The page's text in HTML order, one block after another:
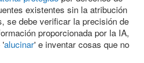
existentes sin la atribución
se debe verificar la precisión de
proporcionada por la IA,
'alucinar' e inventar cosas que no